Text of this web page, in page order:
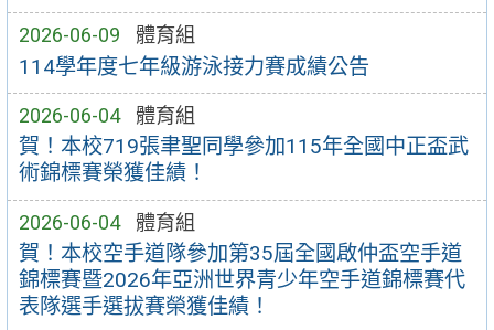
2026-06-09 體育組
114學年度七年級游泳接力賽成績公告
2026-06-04 體育組
賀！本校719張聿聖同學參加115年全國中正盃武
術錦標賽榮獲佳績！
2026-06-04 體育組
賀！本校空手道隊參加第35屆全國啟仲盃空手道
錦標賽暨2026年亞洲世界青少年空手道錦標賽代
表隊選手選拔賽榮獲佳績！